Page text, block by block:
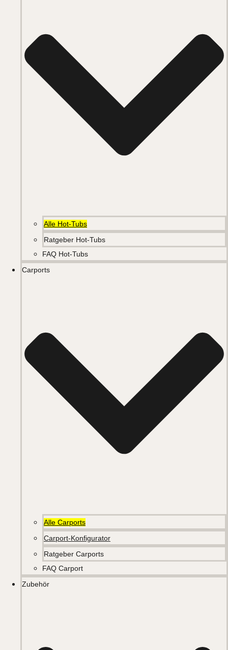
Alle Hot-Tubs
Ratgeber Hot-Tubs
FAQ Hot-Tubs
Carports
Alle Carports
Carport-Konfigurator
Ratgeber Carports
FAQ Carport
Zubehör